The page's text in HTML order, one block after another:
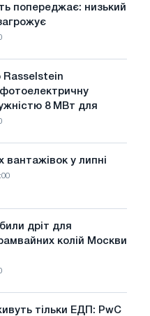
попереджає: низький
Rasselstein
8 МВт для
вантажівок у липні
дріт для
колій Москви
тільки ЕДП: PwC